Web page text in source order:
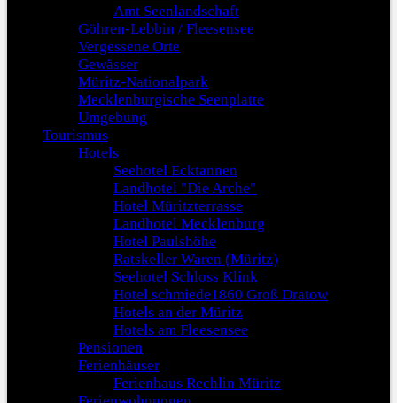
Amt Seenlandschaft
Göhren-Lebbin / Fleesensee
Vergessene Orte
Gewässer
Müritz-Nationalpark
Mecklenburgische Seenplatte
Umgebung
Tourismus
Hotels
Seehotel Ecktannen
Landhotel "Die Arche"
Hotel Müritzterrasse
Landhotel Mecklenburg
Hotel Paulshöhe
Ratskeller Waren (Müritz)
Seehotel Schloss Klink
Hotel schmiede1860 Groß Dratow
Hotels an der Müritz
Hotels am Fleesensee
Pensionen
Ferienhäuser
Ferienhaus Rechlin Müritz